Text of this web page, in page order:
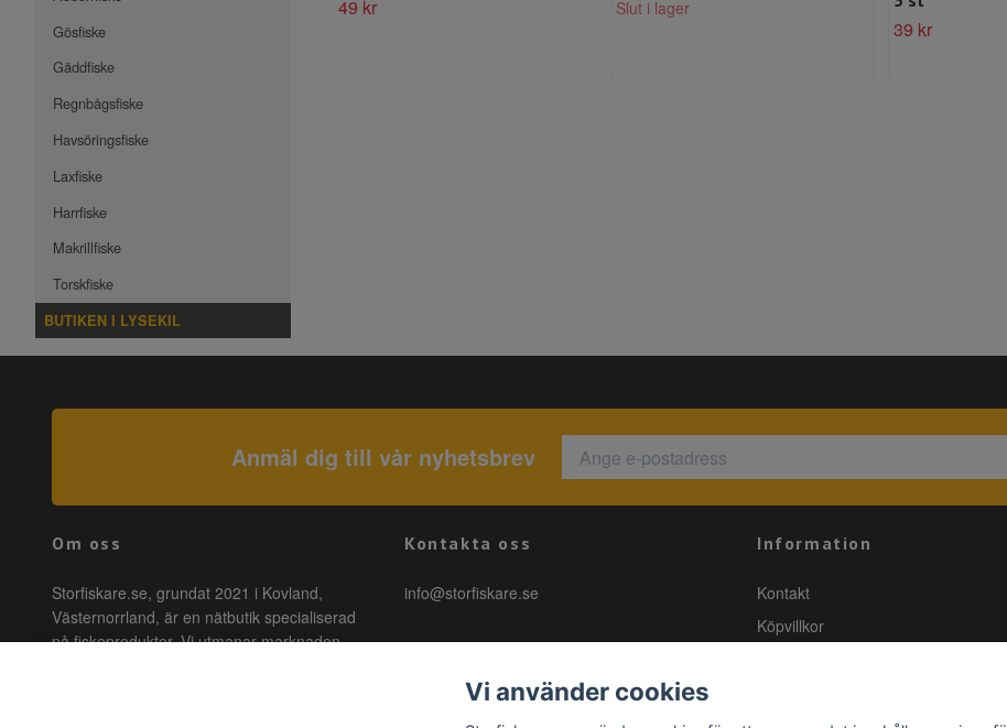
Gösfiske
Gäddfiske
Regnbågsfiske
Havsöringsfiske
Laxfiske
Harrfiske
Makrillfiske
Torskfiske
BUTIKEN I LYSEKIL
49 kr
Slut i lager
39 kr
Anmäl dig till vår nyhetsbrev
Om oss
Storfiskare.se, grundat 2021 i Kovland,
Västernorrland, är en nätbutik specialiserad
på fiskeprodukter. Vi utmanar marknaden
Kontakta oss
info@storfiskare.se
Information
Kontakt
Köpvillkor
Vi använder cookies